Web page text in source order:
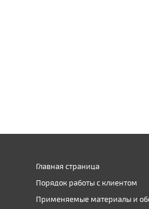
Главная страница
Порядок работы с клиентом
Применяемые материалы и